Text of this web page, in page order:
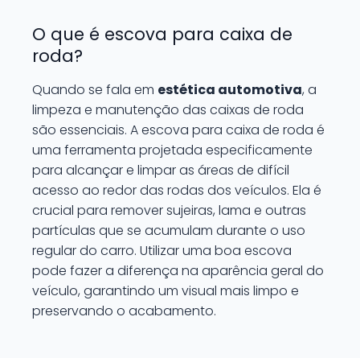
O que é escova para caixa de
roda?
Quando se fala em estética automotiva, a
limpeza e manutenção das caixas de roda
são essenciais. A escova para caixa de roda é
uma ferramenta projetada especificamente
para alcançar e limpar as áreas de difícil
acesso ao redor das rodas dos veículos. Ela é
crucial para remover sujeiras, lama e outras
partículas que se acumulam durante o uso
regular do carro. Utilizar uma boa escova
pode fazer a diferença na aparência geral do
veículo, garantindo um visual mais limpo e
preservando o acabamento.